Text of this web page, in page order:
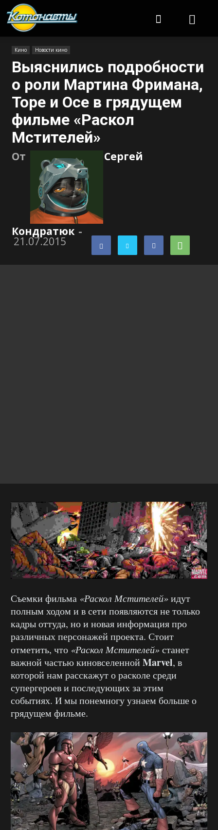
Кино Новости кино
Выяснились подробности
о роли Мартина Фримана,
Торе и Осе в грядущем
фильме «Раскол
Мстителей»
От Сергей
Кондратюк -
21.07.2015
Съемки фильма «Раскол Мстителей»идут
полным ходом и в сети появляются не только
кадры оттуда, но и новая информация про
различных персонажей проекта. Стоит
отметить, что «Раскол Мстителей»станет
важной частью киновселенной Marvel, в
которой нам расскажут о расколе среди
супергероев и последующих за этим
событиях. И мы понемногу узнаем больше о
грядущем фильме.